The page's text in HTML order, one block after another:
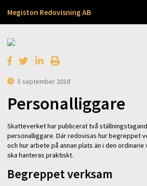
Megiston Redovisning AB
5 september 2018
Personalliggare
Skatteverket har publicerat två
personalliggare. Där redovisas hur begreppet
och hur arbete på annan plats än i den
ska hanteras praktiskt.
Begreppet verksam